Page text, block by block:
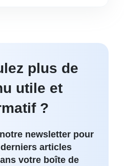
plus de
utile et
?
newsletter pour
articles
votre boîte de